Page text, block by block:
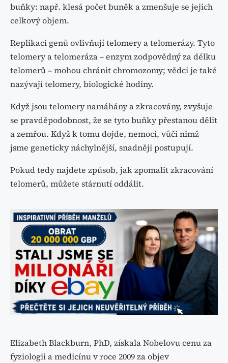
buňky: např. klesá počet buněk a zmenšuje se jejich
celkový objem.
Replikaci genů ovlivňují telomery a telomerázy. Tyto
telomery a telomeráza – enzym zodpovědný za délku
telomerů – mohou chránit chromozomy; vědci je také
nazývají telomery, biologické hodiny.
Když jsou telomery namáhány a zkracovány, zvyšuje
se pravděpodobnost, že se tyto buňky přestanou dělit
a zemřou. Když k tomu dojde, nemoci, vůči nimž
jsme geneticky náchylnější, snadněji postupují.
Pokud tedy najdete způsob, jak zpomalit zkracování
telomerů, můžete stárnutí oddálit.
Elizabeth Blackburn, PhD, získala Nobelovu cenu za
fyziologii a medicínu v roce 2009 za objev